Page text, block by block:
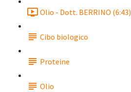
Olio - Dott. BERRINO (6:43)
Cibo biologico
Proteine
Olio